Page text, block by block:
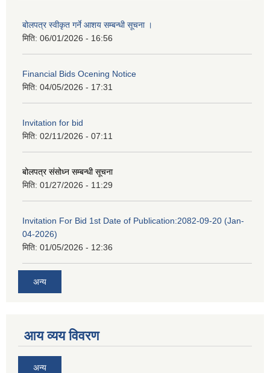
बोलपत्र स्वीकृत गर्ने आशय सम्बन्धी सूचना ।
मिति: 06/01/2026 - 16:56
Financial Bids Ocening Notice
मिति: 04/05/2026 - 17:31
Invitation for bid
मिति: 02/11/2026 - 07:11
बोलपत्र संसोध्न सम्बन्धी सूचना
मिति: 01/27/2026 - 11:29
Invitation For Bid 1st Date of Publication:2082-09-20 (Jan-
04-2026)
मिति: 01/05/2026 - 12:36
अन्य
आय व्यय विवरण
अन्य